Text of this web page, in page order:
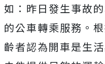
如：昨日發生事故
的公車轉乘服務。
齡者認為開車是生